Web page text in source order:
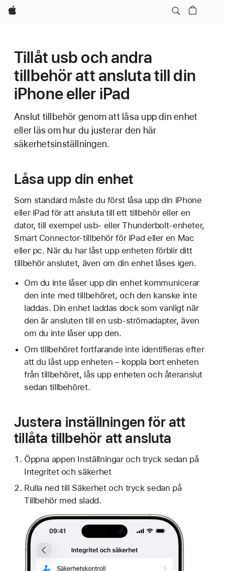
Apple
Tillåt usb och andra
tillbehör att ansluta till din
iPhone eller iPad
Anslut tillbehör genom att låsa upp din enhet
eller läs om hur du justerar den här
säkerhetsinställningen.
Låsa upp din enhet
Som standard måste du först låsa upp din iPhone
eller iPad för att ansluta till ett tillbehör eller en
dator, till exempel usb- eller Thunderbolt-enheter,
Smart Connector-tillbehör för iPad eller en Mac
eller pc. När du har låst upp enheten förblir ditt
tillbehör anslutet, även om din enhet låses igen.
Om du inte låser upp din enhet kommunicerar
den inte med tillbehöret, och den kanske inte
laddas. Din enhet laddas dock som vanligt när
den är ansluten till en usb-strömadapter, även
om du inte låser upp den.
Om tillbehöret fortfarande inte identifieras efter
att du låst upp enheten – koppla bort enheten
från tillbehöret, lås upp enheten och återanslut
sedan tillbehöret.
Justera inställningen för att
tillåta tillbehör att ansluta
Öppna appen Inställningar och tryck sedan på
Integritet och säkerhet
Rulla ned till Säkerhet och tryck sedan på
Tillbehör med sladd.